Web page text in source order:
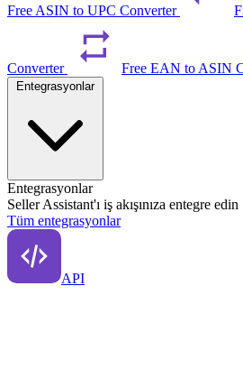
Free ASIN to UPC Converter
Converter Free EAN to ASIN
Entegrasyonlar
Entegrasyonlar
Seller Assistant'ı iş akışınıza entegre edin
Tüm entegrasyonlar
API